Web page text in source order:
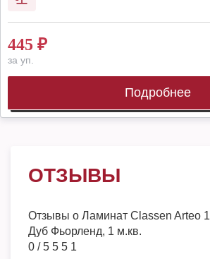
445 ₽
за уп.
Подробнее
ОТЗЫВЫ
Отзывы о Ламинат Classen Arteo
Дуб Фьорленд, 1 м.кв.
0 /5 5 5 1